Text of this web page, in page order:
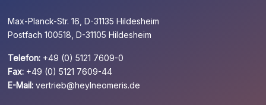
Max-Planck-Str. 16, D-31135 Hildesheim
Postfach 100518, D-31105 Hildesheim
Telefon: +49 (0) 5121 7609-0
Fax: +49 (0) 5121 7609-44
E-Mail: vertrieb@heylneomeris.de